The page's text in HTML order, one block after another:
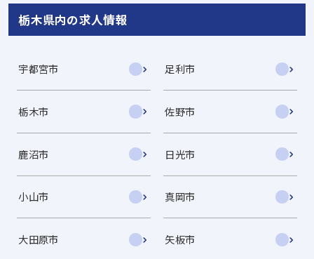
栃木県内の求人情報
宇都宮市 足利市
栃木市 佐野市
鹿沼市 日光市
小山市 真岡市
大田原市 矢板市